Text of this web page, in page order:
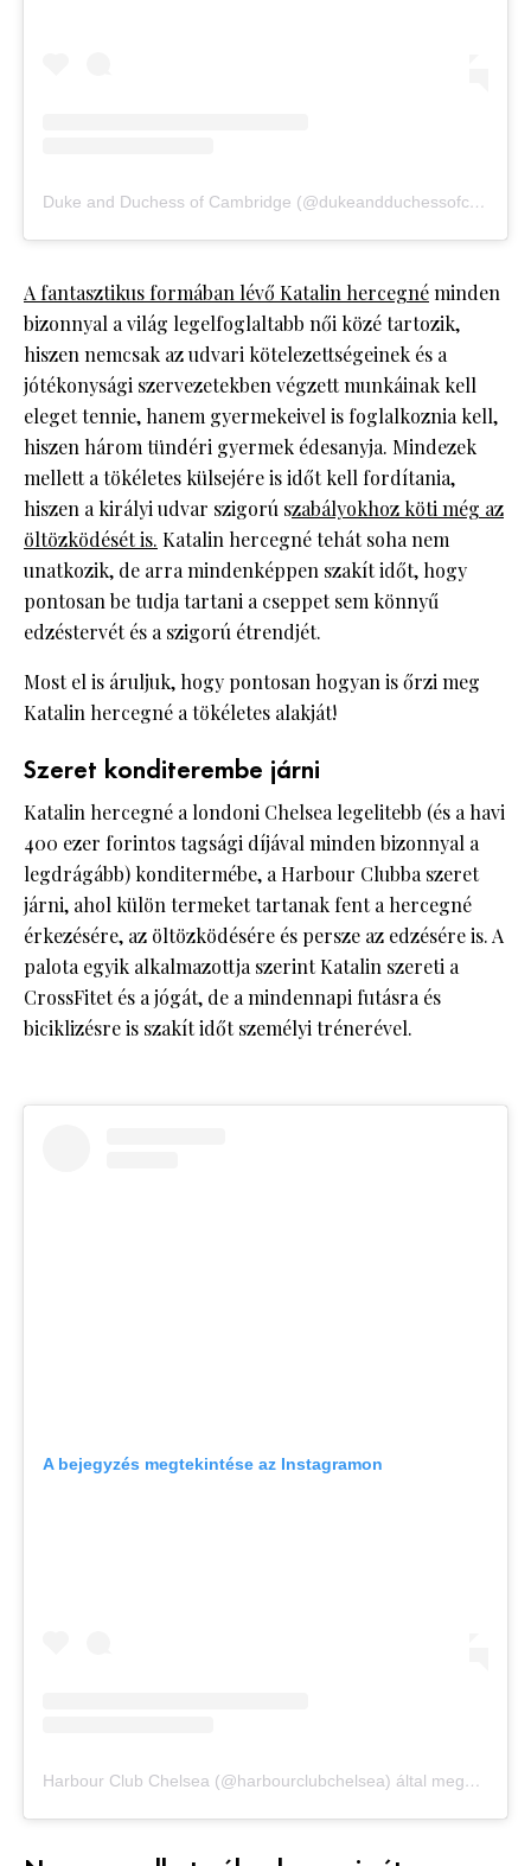
Duke and Duchess of Cambridge (@dukeandduchessofcambridge) által megosztott bejegyzés
A fantasztikus formában lévő Katalin hercegnéminden
bizonnyal a világ legelfoglaltabb női közé tartozik,
hiszen nemcsak az udvari kötelezettségeinek és a
jótékonysági szervezetekben végzett munkáinak kell
eleget tennie, hanem gyermekeivel is foglalkoznia kell,
hiszen három tündéri gyermek édesanyja. Mindezek
mellett a tökéletes külsejére is időt kell fordítania,
hiszen a királyi udvar szigorú szabályokhoz köti még az
öltözködését is. Katalin hercegné tehát soha nem
unatkozik, de arra mindenképpen szakít időt, hogy
pontosan be tudja tartani a cseppet sem könnyű
edzéstervét és a szigorú étrendjét.
Most el is áruljuk, hogy pontosan hogyan is őrzi meg
Katalin hercegné a tökéletes alakját!
Szeret konditerembe járni
Katalin hercegné a londoni Chelsea legelitebb (és a havi
400 ezer forintos tagsági díjával minden bizonnyal a
legdrágább) konditermébe, a Harbour Clubba szeret
járni, ahol külön termeket tartanak fent a hercegné
érkezésére, az öltözködésére és persze az edzésére is. A
palota egyik alkalmazottja szerint Katalin szereti a
CrossFitet és a jógát, de a mindennapi futásra és
biciklizésre is szakít időt személyi trénerével.
A bejegyzés megtekintése az Instagramon
Harbour Club Chelsea (@harbourclubchelsea) által megosztott bejegyzés